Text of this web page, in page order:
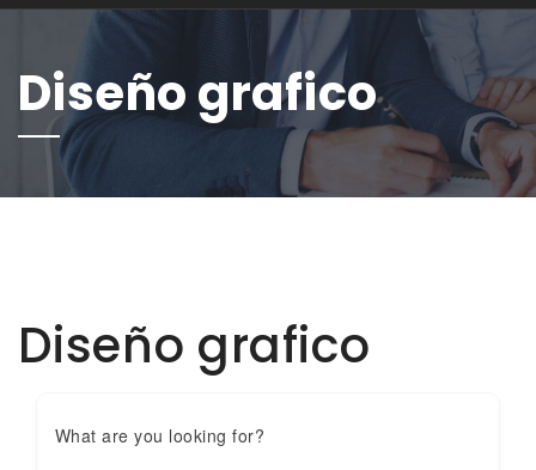
Diseño grafico
Diseño grafico
What are you looking for?